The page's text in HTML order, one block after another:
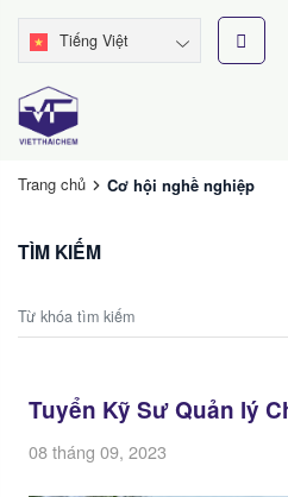
Tiếng Việt
Trang chủ Cơ hội nghề nghiệp
TÌM KIẾM
Tuyển Kỹ Sư Quản lý
08 tháng 09, 2023